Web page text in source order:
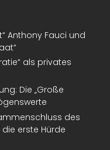
Anthony Fauci und
als privates
Die „Große
des
erste Hürde